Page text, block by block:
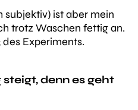
subjektiv) ist aber mein
trotz Waschen fettig an.
des Experiments.
steigt, denn es geht